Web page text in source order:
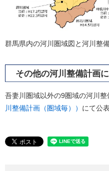
群馬県内の河川圏域図と河川整
その他の河川整備計画
吾妻川圏域以外の9圏域の河川
川整備計画（圏域毎）） にて公